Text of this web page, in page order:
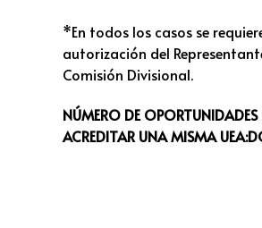
*En todos los casos se
autorización del
Comisión Divisional.
NÚMERO DE OPORTUNIDADES
ACREDITAR UNA MISMA